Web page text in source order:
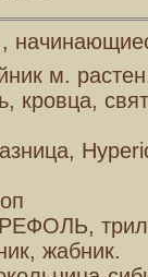
,
м.
кровца,
жабник.